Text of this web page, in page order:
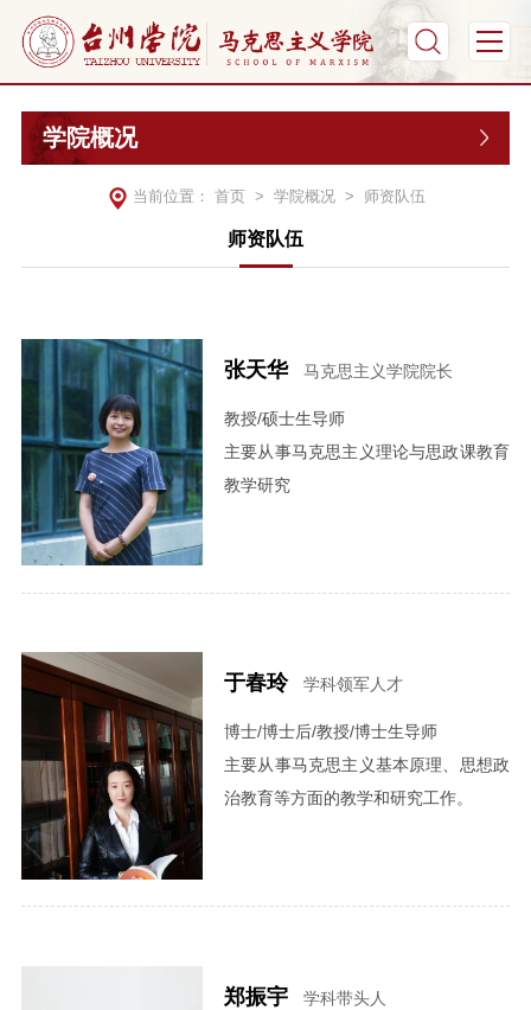
学院概况
当前位置： 首页 > 学院概况> 师资队伍
师资队伍
张天华 马克思主义学院院长
教授/硕士生导师
主要从事马克思主义理论与思政课教育
教学研究
于春玲 学科领军人才
博士/博士后/教授/博士生导师
主要从事马克思主义基本原理、思想政
治教育等方面的教学和研究工作。
郑振宇 学科带头人